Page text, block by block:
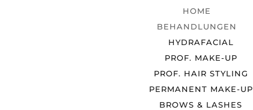
HOME
BEHANDLUNGEN
HYDRAFACIAL
PROF. MAKE-UP
PROF. HAIR STYLING
PERMANENT MAKE-UP
BROWS & LASHES